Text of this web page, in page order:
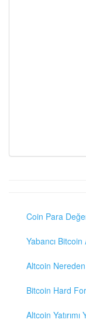
Coin Para
Yabancı
Altcoin Nereden
Bitcoin Hard
Altcoin